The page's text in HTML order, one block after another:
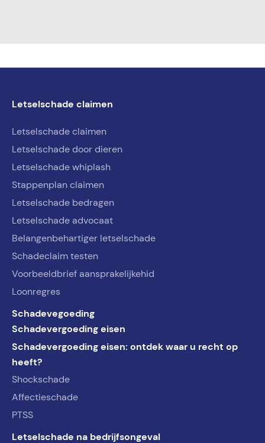
Letselschade claimen
Letselschade claimen
Letselschade door dieren
Letselschade whiplash
Stappenplan claimen
Letselschade bedragen
Letselschade advocaat
Belangenbehartiger letselschade
Schadeclaim testen
Voorbeeldbrief aansprakelijkehid
Loonregres
Schadevegoeding
Schadevergoeding eisen
Schadevergoeding eisen: ontdek waar u recht op
heeft?
Shockschade
Affectieschade
PTSS
Letselschade na bedrijfsongeval